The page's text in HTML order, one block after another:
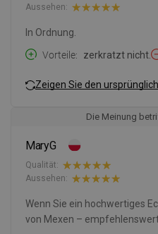
Aussehen:
In Ordnung.
Vorteile
zerkratzt nicht.
Zeigen Sie den
Die Meinung
MaryG
Qualität:
Aussehen:
Wenn Sie ein hochwertiges
von Mexen –